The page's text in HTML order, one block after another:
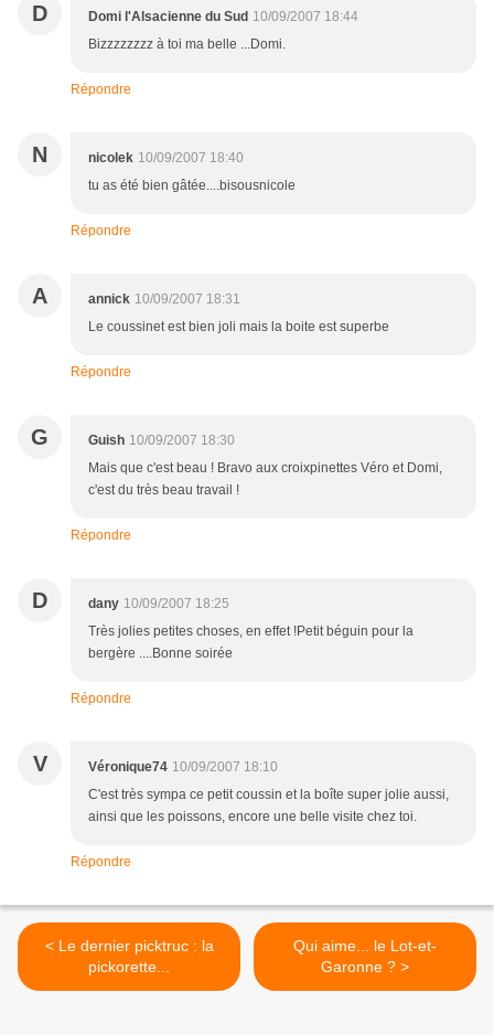
D Domi l'Alsacienne du Sud 10/09/2007 18:44
Bizzzzzzzz à toi ma belle ...Domi.
Répondre
N nicolek 10/09/2007 18:40
tu as été bien gâtée....bisousnicole
Répondre
A annick 10/09/2007 18:31
Le coussinet est bien joli mais la boite est superbe
Répondre
G Guish 10/09/2007 18:30
Mais que c'est beau ! Bravo aux croixpinettes Véro et Domi,
c'est du très beau travail !
Répondre
D dany 10/09/2007 18:25
Très jolies petites choses, en effet !Petit béguin pour la
bergère ....Bonne soirée
Répondre
V Véronique74 10/09/2007 18:10
C'est très sympa ce petit coussin et la boîte super jolie aussi,
ainsi que les poissons, encore une belle visite chez toi.
Répondre
< Le dernier picktruc : la
pickorette...
Qui aime... le Lot-et-
Garonne ? >